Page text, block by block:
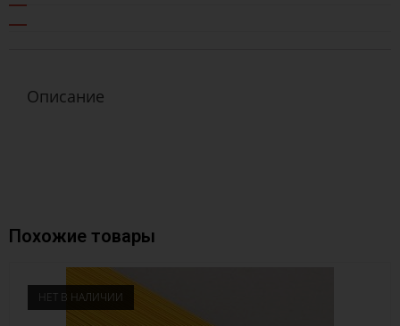
Описание
Похожие товары
НЕТ В НАЛИЧИИ